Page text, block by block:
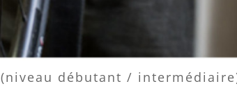
débutant /